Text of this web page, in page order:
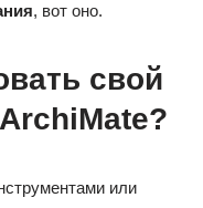
, вот оно.
свой
или